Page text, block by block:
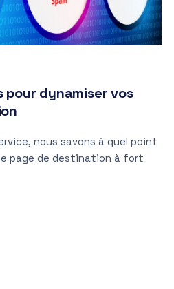
pour dynamiser vos
nous savons à quel point
page de destination à fort